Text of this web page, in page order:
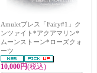
Amuletブレス「Fairy#1」ク
ンツァイト*アクアマリン*
ムーンストーン*ローズクォ
ーツ
10,000円(税込)